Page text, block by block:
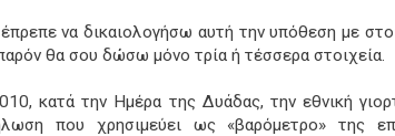
να δικαιολογήσω αυτή την υπόθεση με
θα σου δώσω μόνο τρία ή τέσσερα στοιχεία.
κατά την Ημέρα της Δυάδας, την εθνική
που χρησιμεύει ως «βαρόμετρο» της